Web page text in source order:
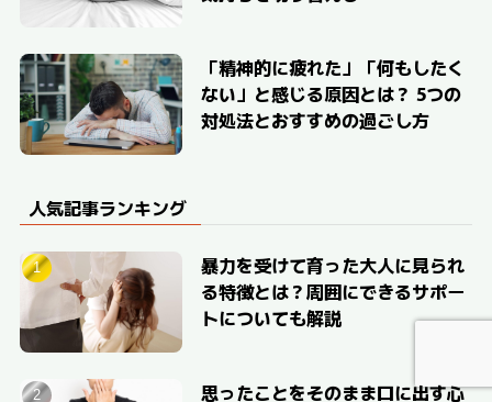
「精神的に疲れた」「何もしたく
ない」と感じる原因とは？ 5つの
対処法とおすすめの過ごし方
人気記事ランキング
暴力を受けて育った大人に見られ
る特徴とは？周囲にできるサポー
トについても解説
思ったことをそのまま口に出す心